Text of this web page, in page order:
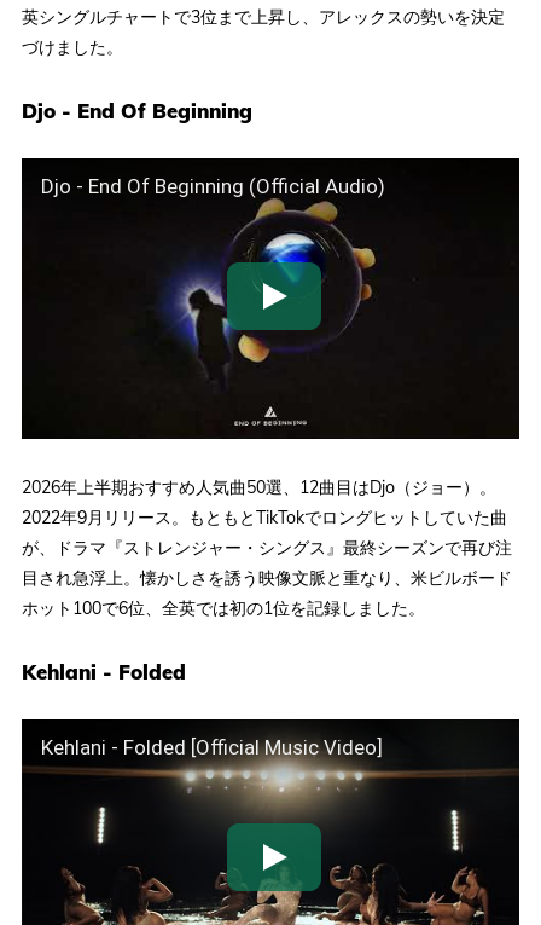
英シングルチャートで3位まで上昇し、アレックスの勢いを決定
づけました。
Djo - End Of Beginning
Djo - End Of Beginning (Official Audio)
2026年上半期おすすめ人気曲50選、12曲目はDjo（ジョー）。
2022年9月リリース。もともとTikTokでロングヒットしていた曲
が、ドラマ『ストレンジャー・シングス』最終シーズンで再び注
目され急浮上。懐かしさを誘う映像文脈と重なり、米ビルボード
ホット100で6位、全英では初の1位を記録しました。
Kehlani - Folded
Kehlani - Folded [Official Music Video]